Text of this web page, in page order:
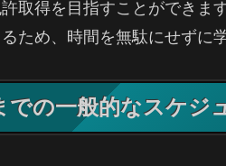
取得を目指すことができま
ため、時間を無駄にせずに
での一般的なスケジ